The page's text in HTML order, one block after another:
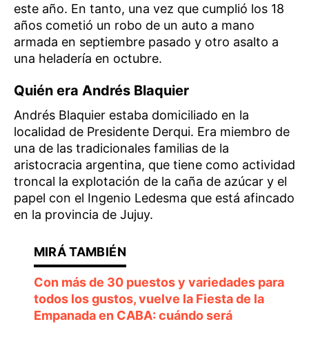
este año. En tanto, una vez que cumplió los 18
años cometió un robo de un auto a mano
armada en septiembre pasado y otro asalto a
una heladería en octubre.
Quién era Andrés Blaquier
Andrés Blaquier estaba domiciliado en la
localidad de Presidente Derqui. Era miembro de
una de las tradicionales familias de la
aristocracia argentina, que tiene como actividad
troncal la explotación de la caña de azúcar y el
papel con el Ingenio Ledesma que está afincado
en la provincia de Jujuy.
Con más de 30 puestos y variedades para
todos los gustos, vuelve la Fiesta de la
Empanada en CABA: cuándo será